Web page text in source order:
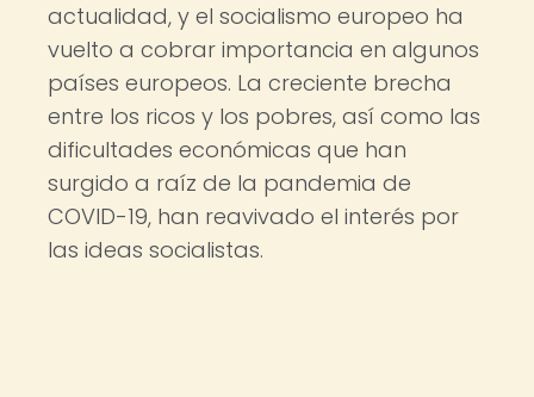
actualidad, y el socialismo europeo ha
vuelto a cobrar importancia en algunos
países europeos. La creciente brecha
entre los ricos y los pobres, así como las
dificultades económicas que han
surgido a raíz de la pandemia de
COVID-19, han reavivado el interés por
las ideas socialistas.